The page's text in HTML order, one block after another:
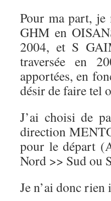
Pour ma part,
GHM en
2004, et S
traversée en
apportées, en
désir de faire tel
J’ai choisi de
direction
pour le départ
Nord >> Sud ou
Je n’ai donc rien